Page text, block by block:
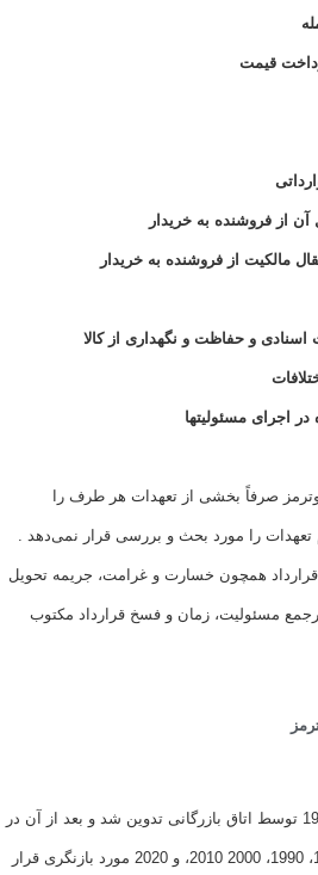
به خریدار
از فروشنده به خریدار
و حفاظت و نگهداری از کالا
مسئولیتها
بخشی از تعهدات هر طرف را
مورد بحث و بررسی قرار نمی‌دهد .
همچون خسارت و غرامت، جریمه تحویل
زمان و فسخ قرارداد مکتوب
اینکوترمز در سال 1936 توسط اتاق بازرگانی تدوین شد و بعد از آن در
سال‌های 1953، 1967، 1976، 1980، 1990، 2000 2010، و 2020 مورد بازنگری قرار